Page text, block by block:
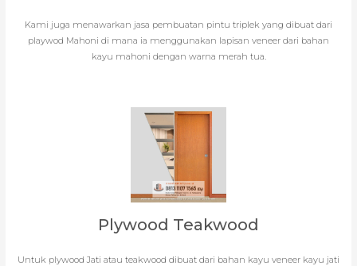
Kami juga menawarkan jasa pembuatan pintu triplek yang dibuat dari
playwod Mahoni di mana ia menggunakan lapisan veneer dari bahan
kayu mahoni dengan warna merah tua.
Plywood Teakwood
Untuk plywood Jati atau teakwood dibuat dari bahan kayu veneer kayu jati